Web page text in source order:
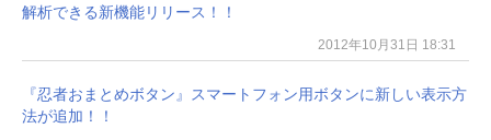
解析できる新機能リリース！！
2012年10月31日 18:31
『忍者おまとめボタン』スマートフォン用ボタンに新しい表示方
法が追加！！